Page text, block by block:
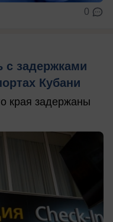
0
с задержками
Кубани
края задержаны